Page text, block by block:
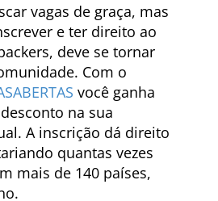
vagas de graça, mas
e ter direito ao
deve se tornar
Com o
você ganha
na sua
A inscrição dá direito
quantas vezes
mais de 140 países,